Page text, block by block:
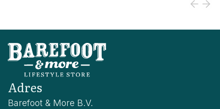
Adres
Barefoot & More B.V.